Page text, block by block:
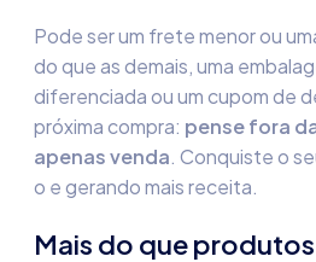
Pode ser um frete menor ou
do que as demais, uma
diferenciada ou um cupom de
próxima compra: pense fora
apenas venda. Conquiste o
o e gerando mais receita.
Mais do que